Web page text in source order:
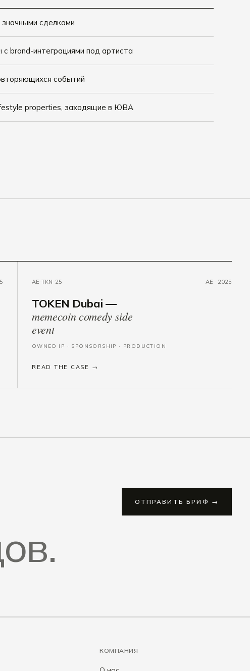
сделками
brand-интеграциями под артиста
событий
properties, заходящие в ЮВА
AE-TKN-25 AE · 2025
TOKEN Dubai —
memecoin comedy side
event
OWNED IP · SPONSORSHIP · PRODUCTION
READ THE CASE →
ОТПРАВИТЬ БРИФ →
КОМПАНИЯ